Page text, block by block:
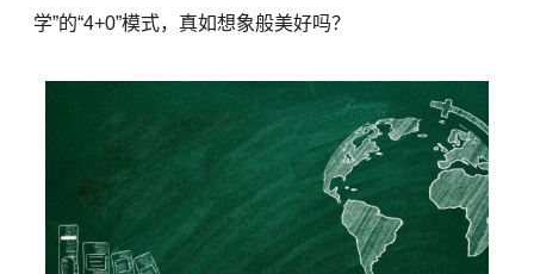
学”的“4+0”模式，真如想象般美好吗？